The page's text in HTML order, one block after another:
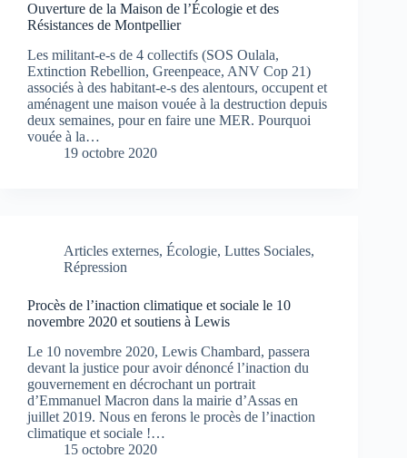
Ouverture de la Maison de l’Écologie et des
Résistances de Montpellier
Les militant-e-s de 4 collectifs (SOS Oulala,
Extinction Rebellion, Greenpeace, ANV Cop 21)
associés à des habitant-e-s des alentours, occupent et
aménagent une maison vouée à la destruction depuis
deux semaines, pour en faire une MER. Pourquoi
vouée à la…
19 octobre 2020
Articles externes, Écologie, Luttes Sociales,
Répression
Procès de l’inaction climatique et sociale le 10
novembre 2020 et soutiens à Lewis
Le 10 novembre 2020, Lewis Chambard, passera
devant la justice pour avoir dénoncé l’inaction du
gouvernement en décrochant un portrait
d’Emmanuel Macron dans la mairie d’Assas en
juillet 2019. Nous en ferons le procès de l’inaction
climatique et sociale !…
15 octobre 2020